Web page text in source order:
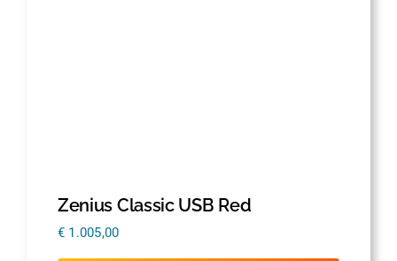
Zenius Classic USB Red
€ 1.005,00